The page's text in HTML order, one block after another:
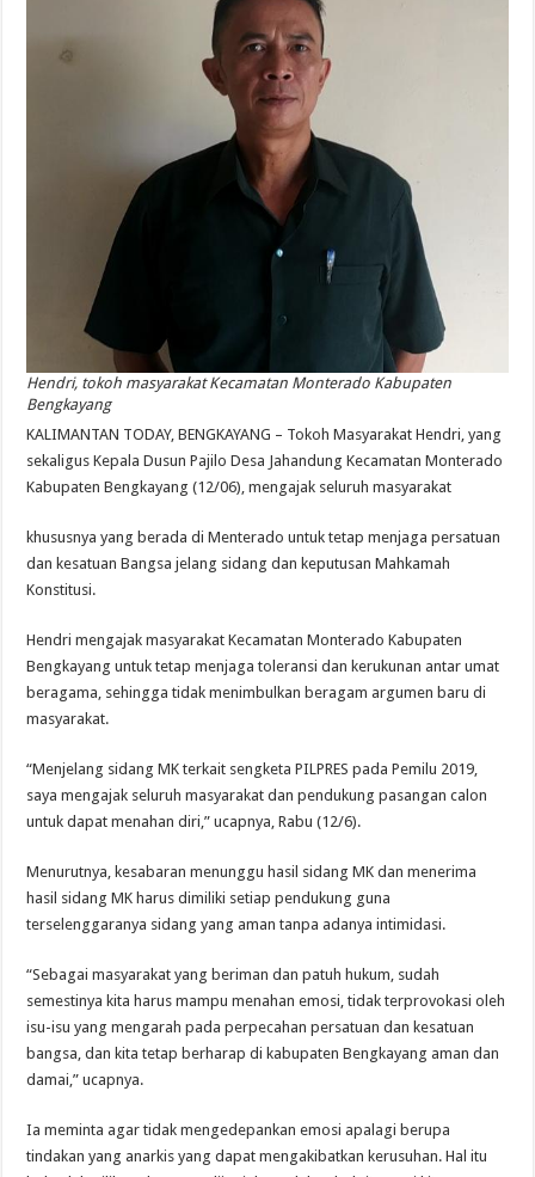
Hendri, tokoh masyarakat Kecamatan Monterado Kabupaten
Bengkayang
KALIMANTAN TODAY, BENGKAYANG – Tokoh Masyarakat Hendri, yang
sekaligus Kepala Dusun Pajilo Desa Jahandung Kecamatan Monterado
Kabupaten Bengkayang (12/06), mengajak seluruh masyarakat
khususnya yang berada di Menterado untuk tetap menjaga persatuan
dan kesatuan Bangsa jelang sidang dan keputusan Mahkamah
Konstitusi.
Hendri mengajak masyarakat Kecamatan Monterado Kabupaten
Bengkayang untuk tetap menjaga toleransi dan kerukunan antar umat
beragama, sehingga tidak menimbulkan beragam argumen baru di
masyarakat.
“Menjelang sidang MK terkait sengketa PILPRES pada Pemilu 2019,
saya mengajak seluruh masyarakat dan pendukung pasangan calon
untuk dapat menahan diri,” ucapnya, Rabu (12/6).
Menurutnya, kesabaran menunggu hasil sidang MK dan menerima
hasil sidang MK harus dimiliki setiap pendukung guna
terselenggaranya sidang yang aman tanpa adanya intimidasi.
“Sebagai masyarakat yang beriman dan patuh hukum, sudah
semestinya kita harus mampu menahan emosi, tidak terprovokasi oleh
isu-isu yang mengarah pada perpecahan persatuan dan kesatuan
bangsa, dan kita tetap berharap di kabupaten Bengkayang aman dan
damai,” ucapnya.
Ia meminta agar tidak mengedepankan emosi apalagi berupa
tindakan yang anarkis yang dapat mengakibatkan kerusuhan. Hal itu